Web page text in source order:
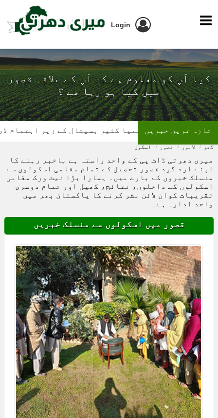
Login
کیا آپ کو معلوم ہے کہ آپ کے علاقہ قصور
میں کیا ہو رہا ھے ؟
تھیلیسیمیا کئیر ہسپتال کے زیر اہتمام ڈی ایس
تازہ ترین خبریں
گھر لاہور قصور اسکول
میری دھرتی ڈاٹ پی کے واحد راستہ ہے باخبر رہنے کا
اپنے ارد گرد قصور تحصیل کے تمام مقامی اسکولوں سے
منسلک خبروں کے بارے میں۔ ہمارا بڑا نیٹ ورک مقامی
اسکولوں کے داخلوں، نتائج، کھیل اور تمام دوسری
تقریبات کوان لائن نشر کرنے کا پاکستان بھر میں
واحد ادارہ ہے۔
قصور میں اسکولوں سے منسلک خبریں